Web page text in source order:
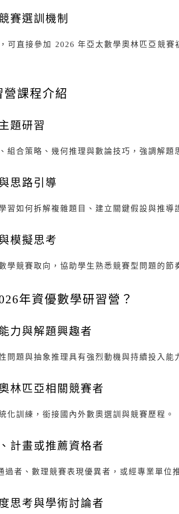
賽選訓機制
可直接參加 2026 年亞太數學奧林匹亞競
營課程介紹
題研習
組合策略、幾何推理與數論技巧，強調解題
思路引導
習如何拆解複雜題目、建立關鍵假設與推導
模擬思考
學競賽取向，協助學生熟悉競賽型問題的節
年資優數學研習營？
力與解題興趣者
問題與抽象推理具有強烈動機與持續投入能
林匹亞相關競賽者
化訓練，銜接國內外數奧選訓與競賽歷程。
計畫或推薦資格者
過者、數理競賽表現優異者，或經專業單位
思考與學術討論者